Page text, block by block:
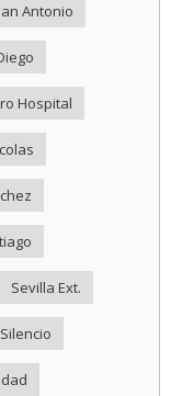
Antonio
Hospital
Sevilla Ext.
Silencio